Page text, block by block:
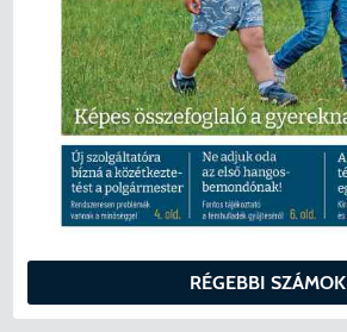
RÉGEBBI SZÁMOK